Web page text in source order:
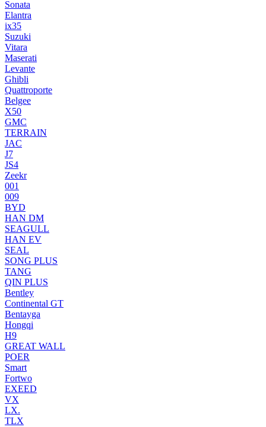
Sonata
Elantra
ix35
Suzuki
Vitara
Maserati
Levante
Ghibli
Quattroporte
Belgee
X50
GMC
TERRAIN
JAC
J7
JS4
Zeekr
001
009
BYD
HAN DM
SEAGULL
HAN EV
SEAL
SONG PLUS
TANG
QIN PLUS
Bentley
Continental GT
Bentayga
Hongqi
H9
GREAT WALL
POER
Smart
Fortwo
EXEED
VX
LX.
TLX